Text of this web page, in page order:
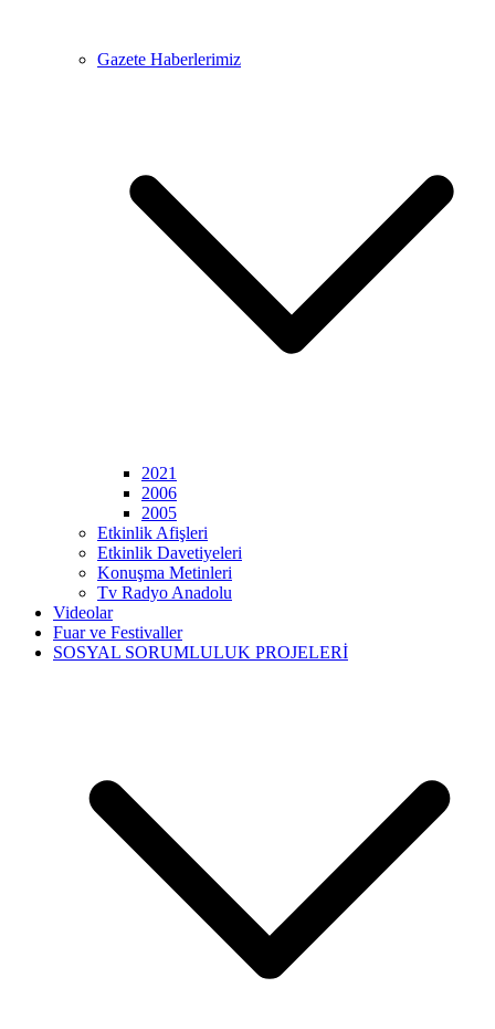
Gazete Haberlerimiz
2021
2006
2005
Etkinlik Afişleri
Etkinlik Davetiyeleri
Konuşma Metinleri
Tv Radyo Anadolu
Videolar
Fuar ve Festivaller
SOSYAL SORUMLULUK PROJELERİ